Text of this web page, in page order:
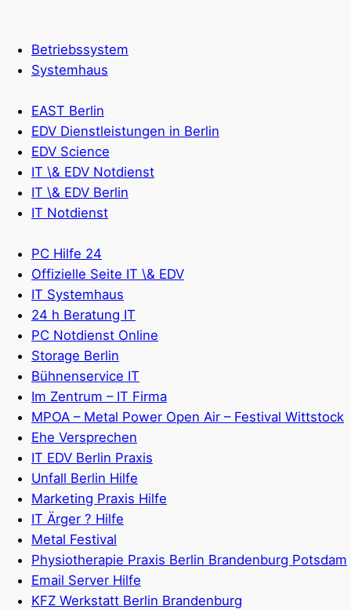
Betriebssystem
Systemhaus
EAST Berlin
EDV Dienstleistungen in Berlin
EDV Science
IT \& EDV Notdienst
IT \& EDV Berlin
IT Notdienst
PC Hilfe 24
Offizielle Seite IT \& EDV
IT Systemhaus
24 h Beratung IT
PC Notdienst Online
Storage Berlin
Bühnenservice IT
Im Zentrum – IT Firma
MPOA – Metal Power Open Air – Festival Wittstock
Ehe Versprechen
IT EDV Berlin Praxis
Unfall Berlin Hilfe
Marketing Praxis Hilfe
IT Ärger ? Hilfe
Metal Festival
Physiotherapie Praxis Berlin Brandenburg Potsdam
Email Server Hilfe
KFZ Werkstatt Berlin Brandenburg